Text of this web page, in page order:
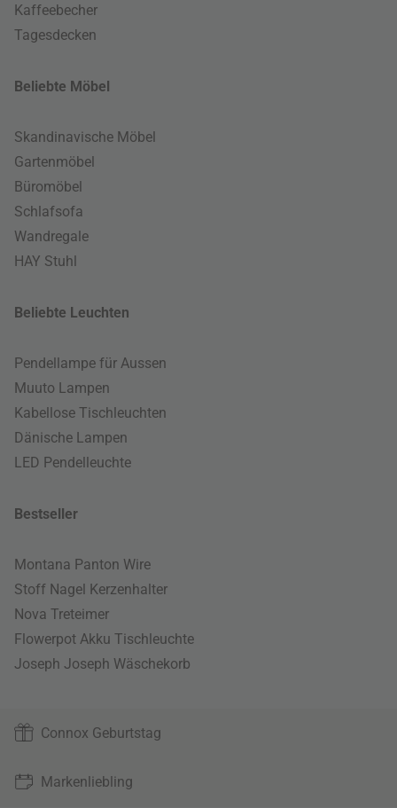
Kaffeebecher
Tagesdecken
Beliebte Möbel
Skandinavische Möbel
Gartenmöbel
Büromöbel
Schlafsofa
Wandregale
HAY Stuhl
Beliebte Leuchten
Pendellampe für Aussen
Muuto Lampen
Kabellose Tischleuchten
Dänische Lampen
LED Pendelleuchte
Bestseller
Montana Panton Wire
Stoff Nagel Kerzenhalter
Nova Treteimer
Flowerpot Akku Tischleuchte
Joseph Joseph Wäschekorb
Connox Geburtstag
Markenliebling